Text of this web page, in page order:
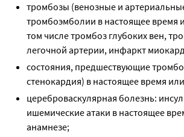
тромбозы (венозные и
тромбоэмболии в настоящее время
том числе тромбоз глубоких вен,
легочной артерии, инфаркт
состояния, предшествующие
стенокардия) в настоящее время
цереброваскулярная болезнь:
ишемические атаки в настоящее
анамнезе;